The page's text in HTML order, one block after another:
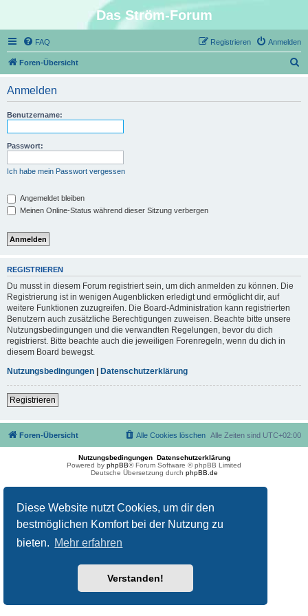
Diese Website nutzt Cookies, um dir den
bestmöglichen Komfort bei der Nutzung zu
bieten. Mehr erfahren
Verstanden!
Das Ström-Forum
FAQ Anmelden
Registrieren
Foren-Übersicht
Anmelden
Benutzername:
Passwort:
Ich habe mein Passwort vergessen
Angemeldet bleiben
Meinen Online-Status während dieser Sitzung verbergen
REGISTRIEREN
Du musst in diesem Forum registriert sein, um dich anmelden zu können. Die
Registrierung ist in wenigen Augenblicken erledigt und ermöglicht dir, auf
weitere Funktionen zuzugreifen. Die Board-Administration kann registrierten
Benutzern auch zusätzliche Berechtigungen zuweisen. Beachte bitte unsere
Nutzungsbedingungen und die verwandten Regelungen, bevor du dich
registrierst. Bitte beachte auch die jeweiligen Forenregeln, wenn du dich in
diesem Board bewegst.
Nutzungsbedingungen | Datenschutzerklärung
Registrieren
Foren-Übersicht Alle Zeiten sind UTC+02:00
Alle Cookies löschen
Nutzungsbedingungen Datenschutzerklärung
Powered by phpBB® Forum Software © phpBB Limited
Deutsche Übersetzung durch phpBB.de